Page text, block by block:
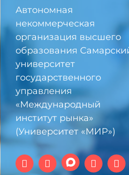
Автономная
некоммерческая
организация высшего
образования
университет
государственного
управления
«Международный
институт рынка»
(Университет «МИР»)